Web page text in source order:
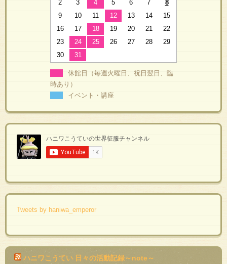
2
3 4 5 6 7
8
9
10 11 12 13 14
15
16
17 18 19 20 21
22
23
24 25 26 27 28
29
30
31
休館日（毎週火曜日、祝日翌日、臨
時あり）
イベント・講座
Tweets by haniwa_emperor
ハニワこうてい 日々の活動記録～note～